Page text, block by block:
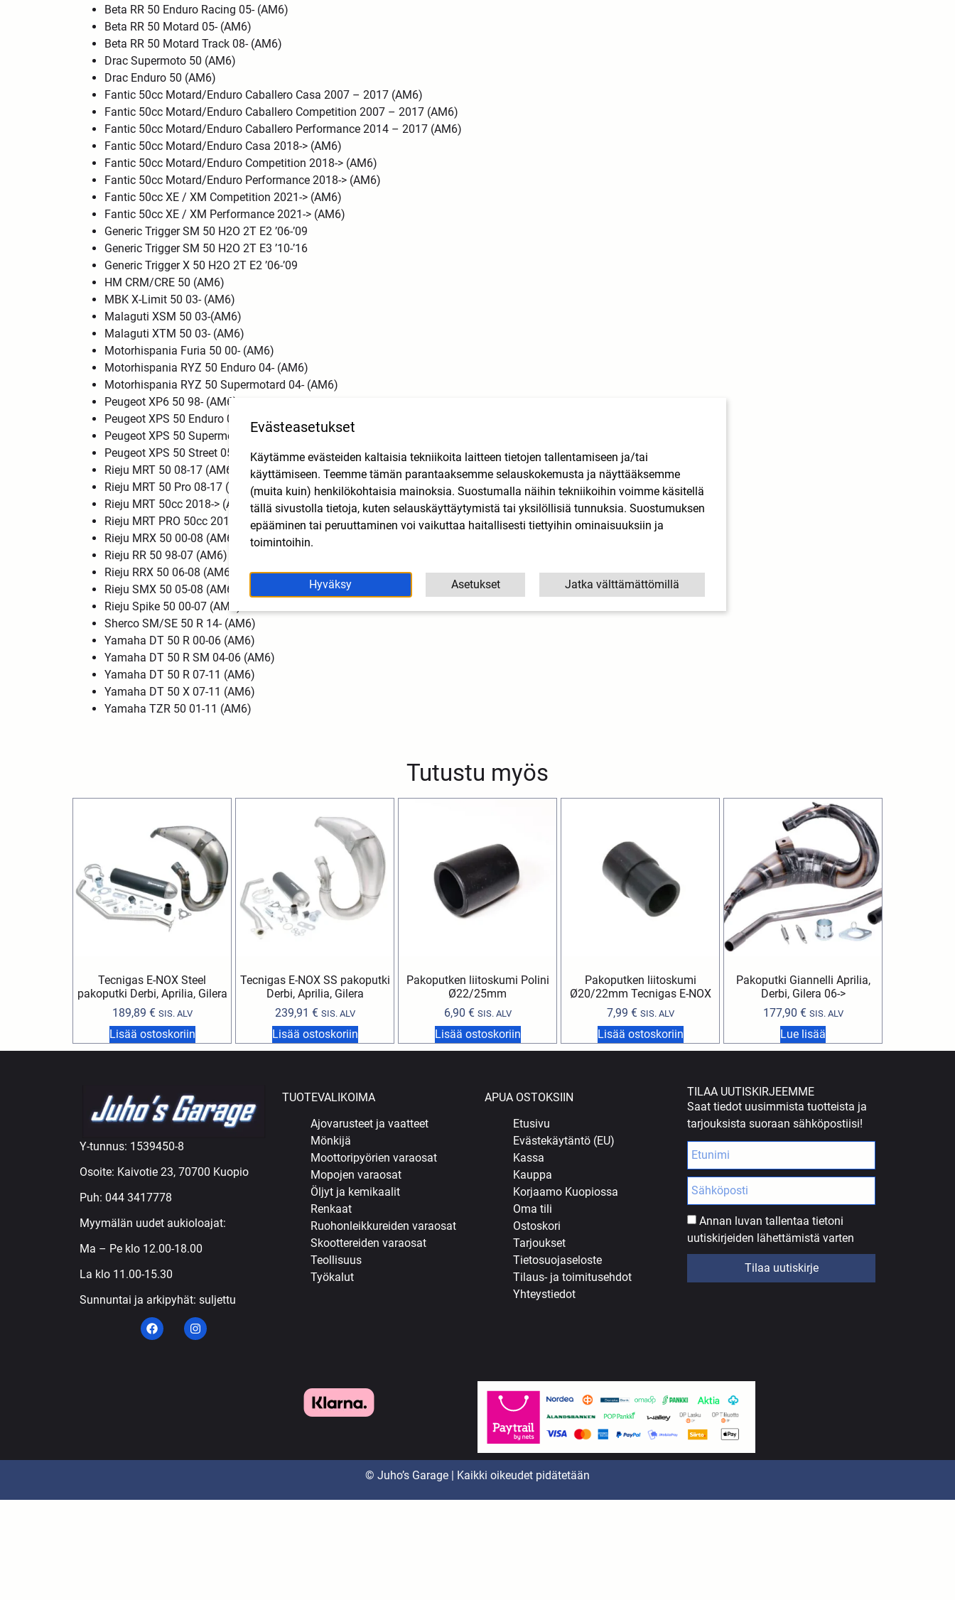
Beta RR 50 Enduro Racing 05- (AM6)
Beta RR 50 Motard 05- (AM6)
Beta RR 50 Motard Track 08- (AM6)
Drac Supermoto 50 (AM6)
Drac Enduro 50 (AM6)
Fantic 50cc Motard/Enduro Caballero Casa 2007 – 2017 (AM6)
Fantic 50cc Motard/Enduro Caballero Competition 2007 – 2017 (AM6)
Fantic 50cc Motard/Enduro Caballero Performance 2014 – 2017 (AM6)
Fantic 50cc Motard/Enduro Casa 2018-> (AM6)
Fantic 50cc Motard/Enduro Competition 2018-> (AM6)
Fantic 50cc Motard/Enduro Performance 2018-> (AM6)
Fantic 50cc XE / XM Competition 2021-> (AM6)
Fantic 50cc XE / XM Performance 2021-> (AM6)
Generic Trigger SM 50 H2O 2T E2 ’06-’09
Generic Trigger SM 50 H2O 2T E3 ’10-’16
Generic Trigger X 50 H2O 2T E2 ’06-’09
HM CRM/CRE 50 (AM6)
MBK X-Limit 50 03- (AM6)
Malaguti XSM 50 03-(AM6)
Malaguti XTM 50 03- (AM6)
Motorhispania Furia 50 00- (AM6)
Motorhispania RYZ 50 Enduro 04- (AM6)
Motorhispania RYZ 50 Supermotard 04- (AM6)
Peugeot XP6 50 98- (AM6)
Peugeot XPS 50 Enduro 05-12(AM6)
Peugeot XPS 50 Supermotard 05- (AM6)
Peugeot XPS 50 Street 05- (AM6)
Rieju MRT 50 08-17 (AM6)
Rieju MRT 50 Pro 08-17 (AM6)
Rieju MRT 50cc 2018-> (AM6)
Rieju MRT PRO 50cc 2018-> (AM6)
Rieju MRX 50 00-08 (AM6)
Rieju RR 50 98-07 (AM6)
Rieju RRX 50 06-08 (AM6)
Rieju SMX 50 05-08 (AM6)
Rieju Spike 50 00-07 (AM6)
Sherco SM/SE 50 R 14- (AM6)
Yamaha DT 50 R 00-06 (AM6)
Yamaha DT 50 R SM 04-06 (AM6)
Yamaha DT 50 R 07-11 (AM6)
Yamaha DT 50 X 07-11 (AM6)
Yamaha TZR 50 01-11 (AM6)
Tutustu myös
Tecnigas E-NOX Steel
pakoputki Derbi, Aprilia, Gilera
189,89 € SIS. ALV
Lisää ostoskoriin
Tecnigas E-NOX SS pakoputki
Derbi, Aprilia, Gilera
239,91 € SIS. ALV
Lisää ostoskoriin
Pakoputken liitoskumi Polini
Ø22/25mm
6,90 € SIS. ALV
Lisää ostoskoriin
Pakoputken liitoskumi
Ø20/22mm Tecnigas E-NOX
7,99 € SIS. ALV
Lisää ostoskoriin
Pakoputki Giannelli Aprilia,
Derbi, Gilera 06->
177,90 € SIS. ALV
Lue lisää
Y-tunnus: 1539450-8
Osoite: Kaivotie 23, 70700 Kuopio
Puh: 044 3417778
Myymälän uudet aukioloajat:
Ma – Pe klo 12.00-18.00
La klo 11.00-15.30
Sunnuntai ja arkipyhät: suljettu
TUOTEVALIKOIMA
Ajovarusteet ja vaatteet
Mönkijä
Moottoripyörien varaosat
Mopojen varaosat
Öljyt ja kemikaalit
Renkaat
Ruohonleikkureiden varaosat
Skoottereiden varaosat
Teollisuus
Työkalut
APUA OSTOKSIIN
Etusivu
Evästekäytäntö (EU)
Kassa
Kauppa
Korjaamo Kuopiossa
Oma tili
Ostoskori
Tarjoukset
Tietosuojaseloste
Tilaus- ja toimitusehdot
Yhteystiedot
TILAA UUTISKIRJEEMME
Saat tiedot uusimmista tuotteista ja
tarjouksista suoraan sähköpostiisi!
Annan luvan tallentaa tietoni
uutiskirjeiden lähettämistä varten
Tilaa uutiskirje
© Juho’s Garage | Kaikki oikeudet pidätetään
Evästeasetukset
Käytämme evästeiden kaltaisia tekniikoita laitteen tietojen tallentamiseen ja/tai
käyttämiseen. Teemme tämän parantaaksemme selauskokemusta ja näyttääksemme
(muita kuin) henkilökohtaisia mainoksia. Suostumalla näihin tekniikoihin voimme käsitellä
tällä sivustolla tietoja, kuten selauskäyttäytymistä tai yksilöllisiä tunnuksia. Suostumuksen
epääminen tai peruuttaminen voi vaikuttaa haitallisesti tiettyihin ominaisuuksiin ja
toimintoihin.
Hyväksy Asetukset Jatka välttämättömillä